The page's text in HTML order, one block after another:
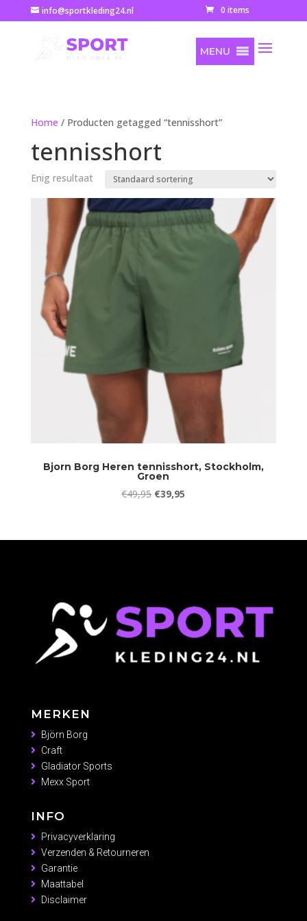
info@sportkleding24.nl 0 items
MENU
Home / Producten getagged “tennisshort”
tennisshort
Enig resultaat
Bjorn Borg Heren tennisshort, Stockholm,
Groen
€49,95 Oorspronkelijke
€49,95.
€39,95
€39,95.
MERKEN
Björn Borg
Craft
Gladiator Sports
Mexx Sport
INFO
Privacyverklaring
Verzenden & Retourneren
Garantie
Maattabel
Disclaimer